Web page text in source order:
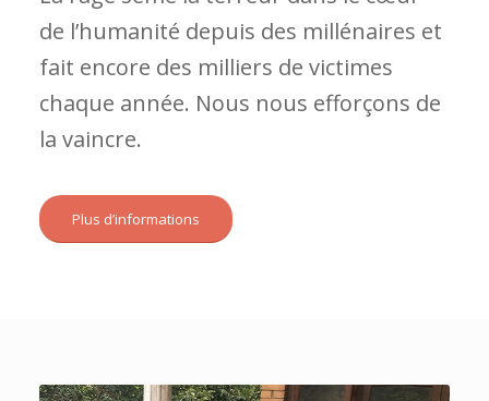
La rage sème la terreur dans le cœur
de l’humanité depuis des millénaires et
fait encore des milliers de victimes
chaque année. Nous nous efforçons de
la vaincre.